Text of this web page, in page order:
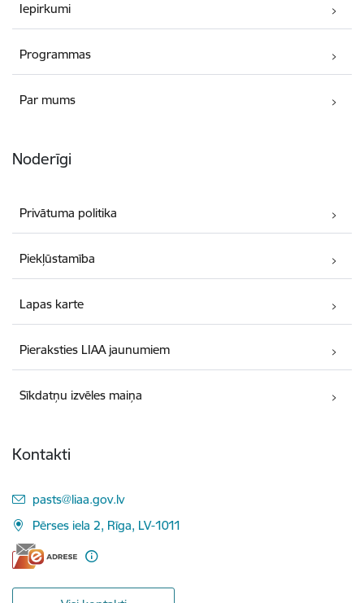
Iepirkumi
Programmas
Par mums
Noderīgi
Privātuma politika
Piekļūstamība
Lapas karte
Pieraksties LIAA jaunumiem
Sīkdatņu izvēles maiņa
Kontakti
E-pasts:
pasts@liaa.gov.lv
Pērses iela 2, Rīga, LV-1011